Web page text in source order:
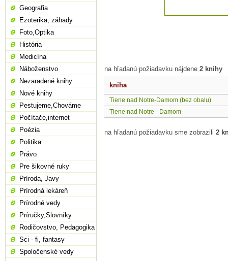
na hľadanú požiadavku nájdene 2 knihy
kniha
Tiene nad Notre-Damom (bez obalu)
Tiene nad Notre - Damom
na hľadanú požiadavku sme zobrazili 2
Geografia
Ezoterika, záhady
Foto,Optika
História
Medicína
Náboženstvo
Nezaradené knihy
Nové knihy
Pestujeme,Chováme
Počítače,internet
Poézia
Politika
Právo
Pre šikovné ruky
Príroda, Javy
Prírodná lekáreň
Prírodné vedy
Príručky,Slovníky
Rodičovstvo, Pedagogika
Sci - fi, fantasy
Spoločenské vedy